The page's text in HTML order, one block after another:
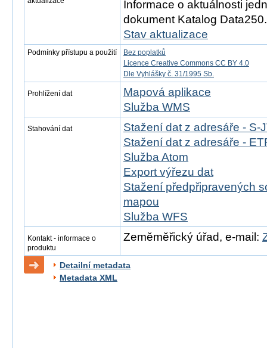
Informace o aktuálnosti
dokument Katalog Data250.
Stav aktualizace
Podmínky přístupu a použití
Bez poplatků
Licence Creative Commons CC BY 4.0
Dle Vyhlášky č. 31/1995 Sb.
Prohlížení dat
Mapová aplikace
Služba WMS
Stahování dat
Stažení dat z adresáře - S-
Stažení dat z adresáře -
Služba Atom
Export výřezu dat
Stažení předpřipravených
mapou
Služba WFS
Kontakt - informace o
produktu
Zeměměřický úřad, e-mail:
Detailní metadata
Metadata XML